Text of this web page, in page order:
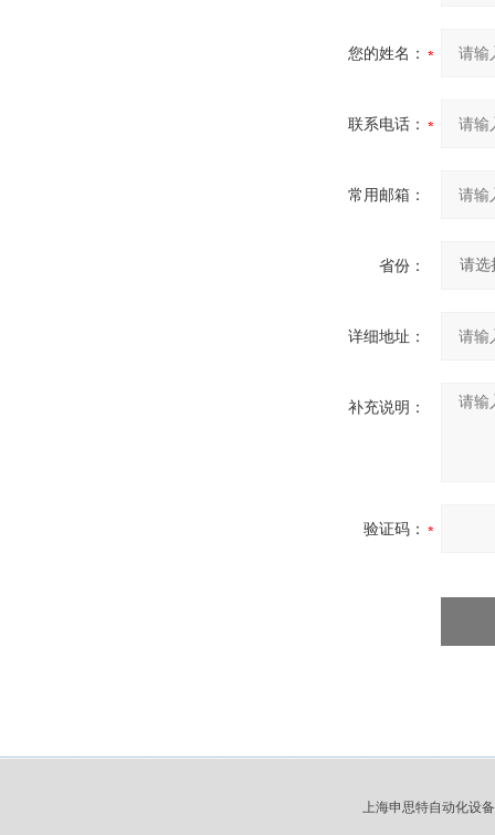
您的姓名：
联系电话：
常用邮箱：
省份：
详细地址：
补充说明：
验证码：
上海申思特自动化设